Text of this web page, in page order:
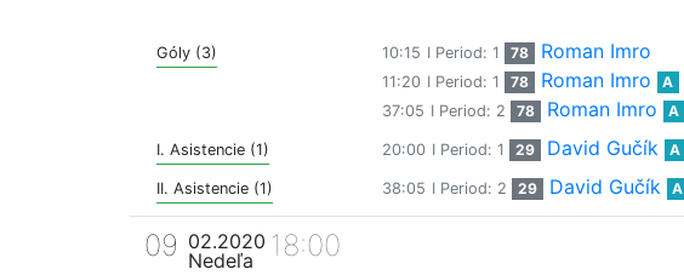
Góly (3) 10:15 I Period: 1 78 Roman Imro
11:20 I Period: 1 78 Roman Imro A
37:05 I Period: 2 78 Roman Imro A
I. Asistencie (1) 20:00 I Period: 1 29 David Gučík A
II. Asistencie (1) 38:05 I Period: 2 29 David Gučík A
09 02.2020
Nedeľa
18:00